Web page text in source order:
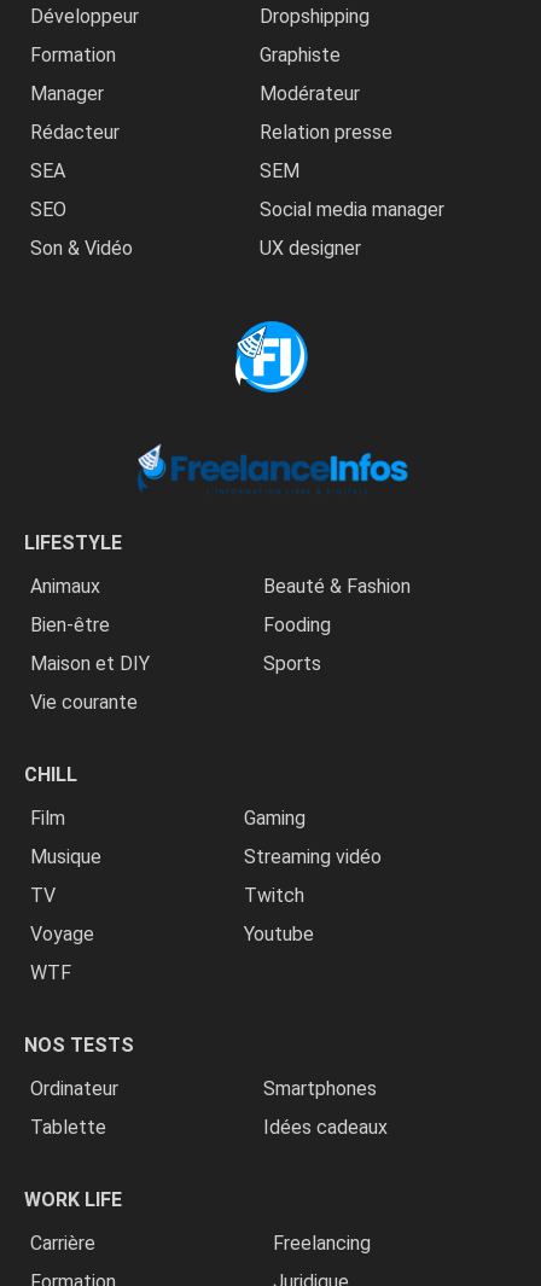
Développeur
Dropshipping
Formation
Graphiste
Manager
Modérateur
Rédacteur
Relation presse
SEA
SEM
SEO
Social media manager
Son & Vidéo
UX designer
LIFESTYLE
Animaux
Beauté & Fashion
Bien-être
Fooding
Maison et DIY
Sports
Vie courante
CHILL
Film
Gaming
Musique
Streaming vidéo
TV
Twitch
Voyage
Youtube
WTF
NOS TESTS
Ordinateur
Smartphones
Tablette
Idées cadeaux
WORK LIFE
Carrière
Freelancing